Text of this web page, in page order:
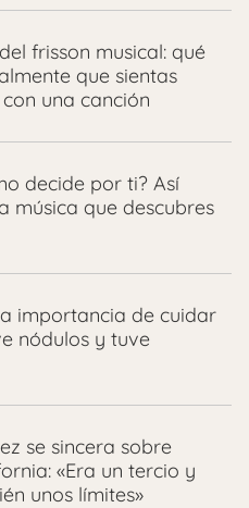
frisson musical: qué
que sientas
una canción
decide por ti? Así
música que descubres
importancia de cuidar
nódulos y tuve
se sincera sobre
«Era un tercio y
unos límites»